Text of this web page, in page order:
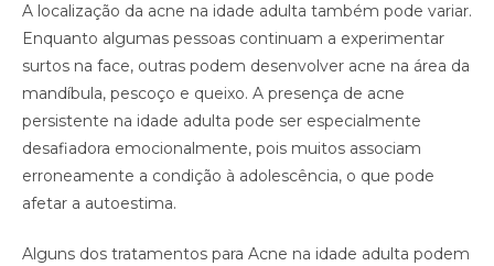
A localização da acne na idade adulta também pode variar.
Enquanto algumas pessoas continuam a experimentar
surtos na face, outras podem desenvolver acne na área da
mandíbula, pescoço e queixo. A presença de acne
persistente na idade adulta pode ser especialmente
desafiadora emocionalmente, pois muitos associam
erroneamente a condição à adolescência, o que pode
afetar a autoestima.
Alguns dos tratamentos para Acne na idade adulta podem